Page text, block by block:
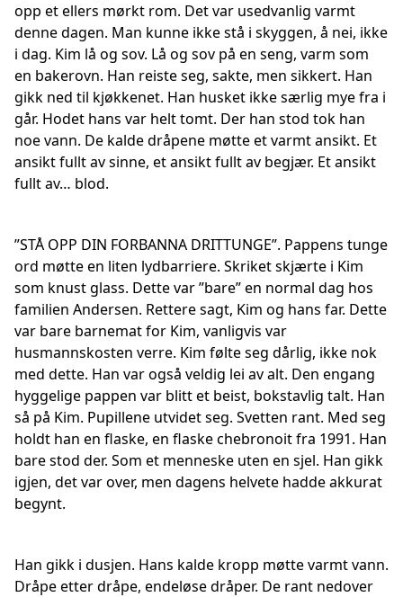
opp et ellers mørkt rom. Det var usedvanlig varmt
denne dagen. Man kunne ikke stå i skyggen, å nei, ikke
i dag. Kim lå og sov. Lå og sov på en seng, varm som
en bakerovn. Han reiste seg, sakte, men sikkert. Han
gikk ned til kjøkkenet. Han husket ikke særlig mye fra i
går. Hodet hans var helt tomt. Der han stod tok han
noe vann. De kalde dråpene møtte et varmt ansikt. Et
ansikt fullt av sinne, et ansikt fullt av begjær. Et ansikt
fullt av… blod.
”STÅ OPP DIN FORBANNA DRITTUNGE”. Pappens tunge
ord møtte en liten lydbarriere. Skriket skjærte i Kim
som knust glass. Dette var ”bare” en normal dag hos
familien Andersen. Rettere sagt, Kim og hans far. Dette
var bare barnemat for Kim, vanligvis var
husmannskosten verre. Kim følte seg dårlig, ikke nok
med dette. Han var også veldig lei av alt. Den engang
hyggelige pappen var blitt et beist, bokstavlig talt. Han
så på Kim. Pupillene utvidet seg. Svetten rant. Med seg
holdt han en flaske, en flaske chebronoit fra 1991. Han
bare stod der. Som et menneske uten en sjel. Han gikk
igjen, det var over, men dagens helvete hadde akkurat
begynt.
Han gikk i dusjen. Hans kalde kropp møtte varmt vann.
Dråpe etter dråpe, endeløse dråper. De rant nedover